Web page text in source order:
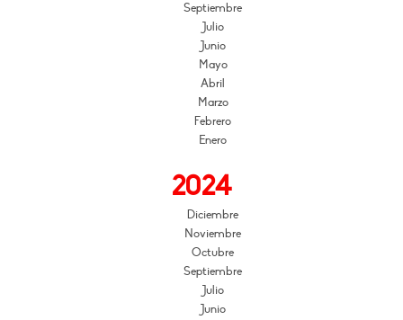
Septiembre
Julio
Junio
Mayo
Abril
Marzo
Febrero
Enero
2024
Diciembre
Noviembre
Octubre
Septiembre
Julio
Junio